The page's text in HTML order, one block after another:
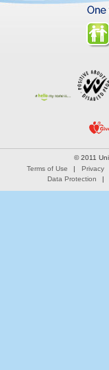
© 2011
Terms of Use
Privacy
Data Protection